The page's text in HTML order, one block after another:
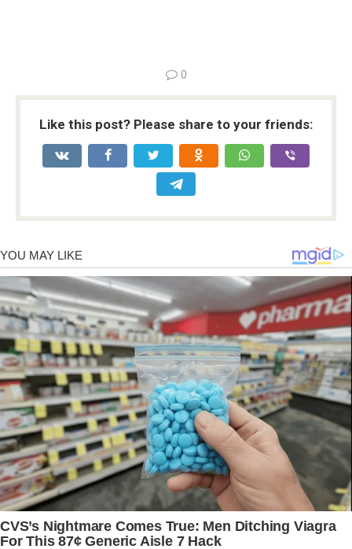
0
Like this post? Please share to your friends: